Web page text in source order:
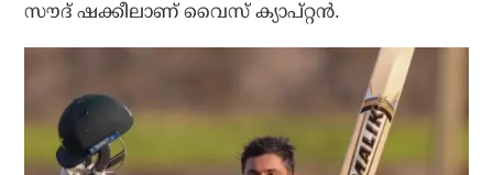
സൗദ് ഷക്കീലാണ് വൈസ് ക്യാപ്റ്റന്‍.